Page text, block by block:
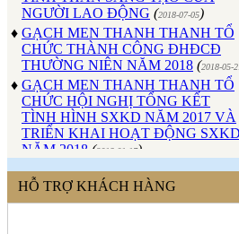
2018-07-05
GẠCH MEN THANH THANH TỔ
CHỨC THÀNH CÔNG ĐHĐCĐ
THƯỜNG NIÊN NĂM 2018 (2018-05-21
GẠCH MEN THANH THANH TỔ
CHỨC HỘI NGHỊ TỔNG KẾT
TÌNH HÌNH SXKD NĂM 2017 VÀ
TRIỂN KHAI HOẠT ĐỘNG SXKD
NĂM 2018 (2018-01-17)
♦ CÔNG ĐOÀN CÔNG TY GẠCH
MEN THANH THANH TỔ CHỨC
THÀNH CÔNG ĐẠI HỘI NHIỆM
KỲ XV (2017 - 2022) (2017-10-04)
HỖ TRỢ KHÁCH HÀNG